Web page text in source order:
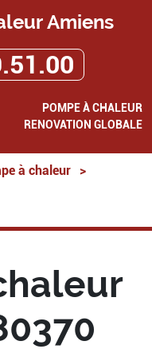
Amiens
POMPE À CHALEUR
RENOVATION GLOBALE
à chaleur
>